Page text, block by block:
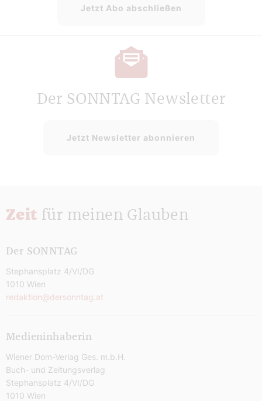
Jetzt Abo abschließen
Der SONNTAG Newsletter
Jetzt Newsletter abonnieren
Zeit für meinen Glauben
Der SONNTAG
Stephansplatz 4/VI/DG
1010 Wien
redaktion@dersonntag.at
Medieninhaberin
Wiener Dom-Verlag Ges. m.b.H.
Buch- und Zeitungsverlag
Stephansplatz 4/VI/DG
1010 Wien